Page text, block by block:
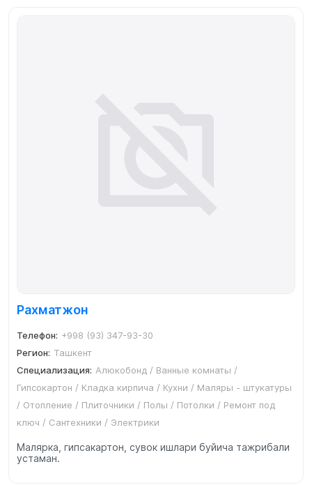
Рахматжон
Телефон: +998 (93) 347-93-30
Регион: Ташкент
Специализация: Алюкобонд / Ванные комнаты /
Гипсокартон / Кладка кирпича / Кухни / Маляры - штукатуры
/ Отопление / Плиточники / Полы / Потолки / Ремонт под
ключ / Сантехники / Электрики
Малярка, гипсакартон, сувок ишлари буйича тажрибали
устаман.